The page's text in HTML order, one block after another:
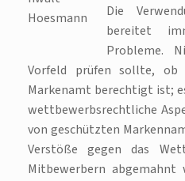
Die
bereitet
Probleme.
Vorfeld prüfen sollte, ob
Markenamt berechtigt ist;
wettbewerbsrechtliche
von geschützten
Verstöße gegen das
Mitbewerbern